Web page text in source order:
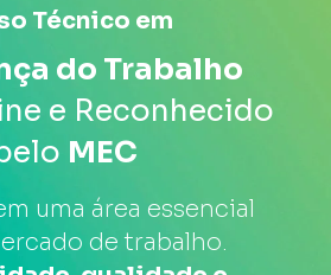
Técnico em
do Trabalho
MEC
uma área essencial
de trabalho.